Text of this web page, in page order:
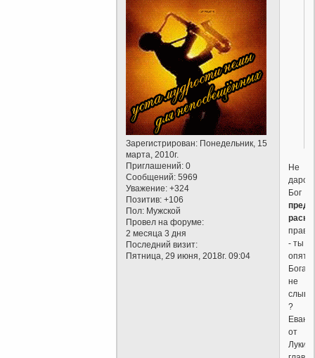
Зарегистрирован: Понедельник, 15
марта, 2010г.
Приглашений: 0
Сообщений: 5969
Уважение: +324
Позитив: +106
Пол: Мужской
Провел на форуме:
2 месяца 3 дня
Последний визит:
Пятница, 29 июня, 2018г. 09:04
Не
даром
Бог
- ты
опять
Бога
не
?
от
Луки,